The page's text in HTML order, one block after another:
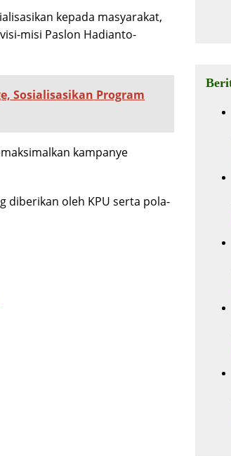
kepada masyarakat,
misi Paslon Hadianto-
Sosialisasikan Program
kampanye
diberikan oleh KPU serta pola-